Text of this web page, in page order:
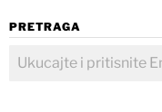
PRETRAGA